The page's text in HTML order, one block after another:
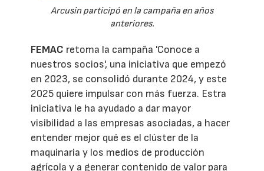
Arcusin participó en la campaña en años
anteriores.
FEMAC retoma la campaña 'Conoce a
nuestros socios', una iniciativa que empezó
en 2023, se consolidó durante 2024, y este
2025 quiere impulsar con más fuerza. Estra
iniciativa le ha ayudado a dar mayor
visibilidad a las empresas asociadas, a hacer
entender mejor qué es el clúster de la
maquinaria y los medios de producción
agrícola y a generar contenido de valor para